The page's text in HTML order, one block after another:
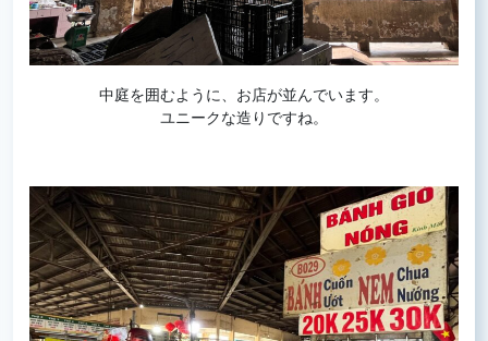
中庭を囲むように、お店が並んでいます。
ユニークな造りですね。